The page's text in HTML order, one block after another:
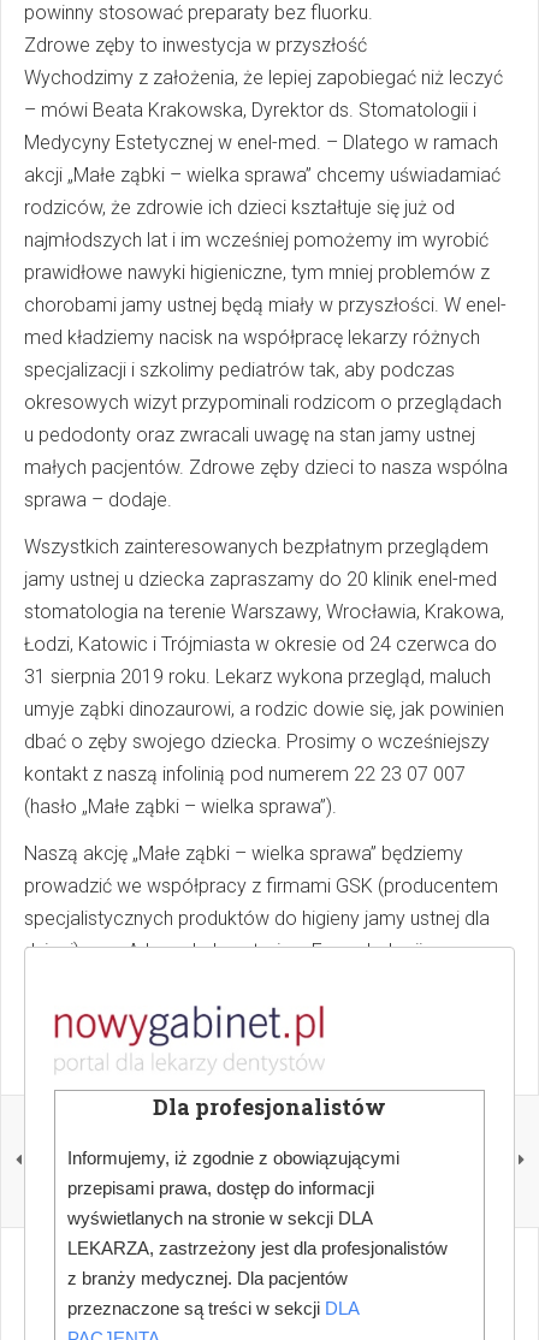
powinny stosować preparaty bez fluorku.
Zdrowe zęby to inwestycja w przyszłość
Wychodzimy z założenia, że lepiej zapobiegać niż leczyć
– mówi Beata Krakowska, Dyrektor ds. Stomatologii i
Medycyny Estetycznej w enel-med. – Dlatego w ramach
akcji „Małe ząbki – wielka sprawa” chcemy uświadamiać
rodziców, że zdrowie ich dzieci kształtuje się już od
najmłodszych lat i im wcześniej pomożemy im wyrobić
prawidłowe nawyki higieniczne, tym mniej problemów z
chorobami jamy ustnej będą miały w przyszłości. W enel-
med kładziemy nacisk na współpracę lekarzy różnych
specjalizacji i szkolimy pediatrów tak, aby podczas
okresowych wizyt przypominali rodzicom o przeglądach
u pedodonty oraz zwracali uwagę na stan jamy ustnej
małych pacjentów. Zdrowe zęby dzieci to nasza wspólna
sprawa – dodaje.
Wszystkich zainteresowanych bezpłatnym przeglądem
jamy ustnej u dziecka zapraszamy do 20 klinik enel-med
stomatologia na terenie Warszawy, Wrocławia, Krakowa,
Łodzi, Katowic i Trójmiasta w okresie od 24 czerwca do
31 sierpnia 2019 roku. Lekarz wykona przegląd, maluch
umyje ząbki dinozaurowi, a rodzic dowie się, jak powinien
dbać o zęby swojego dziecka. Prosimy o wcześniejszy
kontakt z naszą infolinią pod numerem 22 23 07 007
(hasło „Małe ząbki – wielka sprawa”).
Naszą akcję „Małe ząbki – wielka sprawa” będziemy
prowadzić we współpracy z firmami GSK (producentem
specjalistycznych produktów do higieny jamy ustnej dla
dzieci) oraz Arkona Laboratorium Farmakologii
stomatologicznych).
POPRZEDNI
Wenezueli - zbierają
środki
NASTĘPNY
zaczyna się na talerzu
Dla profesjonalistów
Informujemy, iż zgodnie z obowiązującymi
przepisami prawa, dostęp do informacji
wyświetlanych na stronie w sekcji DLA
LEKARZA, zastrzeżony jest dla profesjonalistów
z branży medycznej. Dla pacjentów
przeznaczone są treści w sekcji DLA